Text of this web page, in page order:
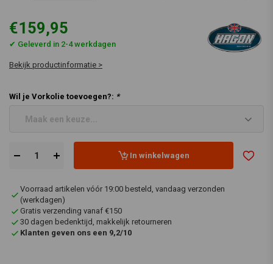
€159,95
✔ Geleverd in 2-4 werkdagen
Bekijk productinformatie >
Wil je Vorkolie toevoegen?: *
Maak een keuze...
In winkelwagen
Voorraad artikelen vóór 19:00 besteld, vandaag verzonden
(werkdagen)
Gratis verzending vanaf €150
30 dagen bedenktijd, makkelijk retourneren
Klanten geven ons een 9,2/10